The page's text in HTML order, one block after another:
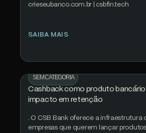
crieseubanco.com.br | csbfin.tech
SAIBA MAIS
SEM CATEGORIA
Cashback como produto
impacto em retenção
. O CSB Bank oferece a infraestrutura
empresas que querem lançar